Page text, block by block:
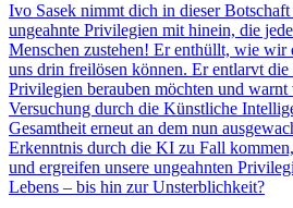
Ivo Sasek nimmt dich in dieser Botschaft
ungeahnte Privilegien mit hinein, die
Menschen zustehen! Er enthüllt, wie
uns drin freilösen können. Er entlarvt die
Privilegien berauben möchten und
Versuchung durch die Künstliche
Gesamtheit erneut an dem nun
Erkenntnis durch die KI zu Fall
und ergreifen unsere ungeahnten
Lebens – bis hin zur Unsterblichkeit?